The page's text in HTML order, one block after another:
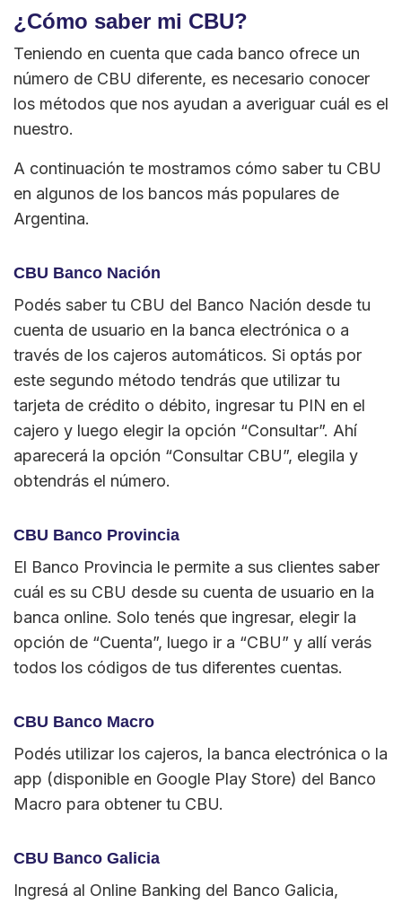
¿Cómo saber mi CBU?
Teniendo en cuenta que cada banco ofrece un
número de CBU diferente, es necesario conocer
los métodos que nos ayudan a averiguar cuál es el
nuestro.
A continuación te mostramos cómo saber tu CBU
en algunos de los bancos más populares de
Argentina.
CBU Banco Nación
Podés saber tu CBU del Banco Nación desde tu
cuenta de usuario en la banca electrónica o a
través de los cajeros automáticos. Si optás por
este segundo método tendrás que utilizar tu
tarjeta de crédito o débito, ingresar tu PIN en el
cajero y luego elegir la opción “Consultar”. Ahí
aparecerá la opción “Consultar CBU”, elegila y
obtendrás el número.
CBU Banco Provincia
El Banco Provincia le permite a sus clientes saber
cuál es su CBU desde su cuenta de usuario en la
banca online. Solo tenés que ingresar, elegir la
opción de “Cuenta”, luego ir a “CBU” y allí verás
todos los códigos de tus diferentes cuentas.
CBU Banco Macro
Podés utilizar los cajeros, la banca electrónica o la
app (disponible en Google Play Store) del Banco
Macro para obtener tu CBU.
CBU Banco Galicia
Ingresá al Online Banking del Banco Galicia,